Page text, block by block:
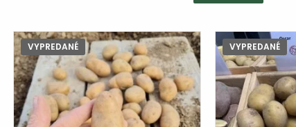
VYPREDANÉ VYPREDANÉ